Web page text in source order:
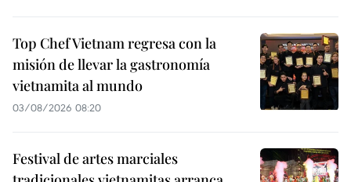
Top Chef Vietnam regresa con la
misión de llevar la gastronomía
vietnamita al mundo
03/08/2026 08:20
Festival de artes marciales